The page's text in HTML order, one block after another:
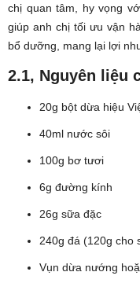
chị quan tâm, hy vọng
giúp anh chị tối ưu vận
bổ dưỡng, mang lại lợi
2.1, Nguyên liệu
20g bột dừa hiệu
40ml nước sôi
100g bơ tươi
6g đường kính
26g sữa đặc
240g đá (120g cho
Vụn dừa nướng